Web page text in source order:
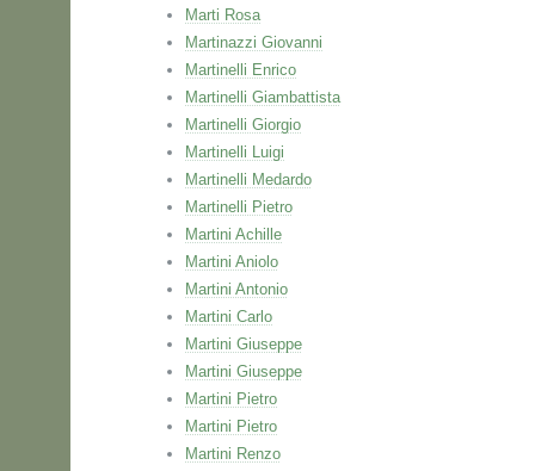
Marti Rosa
Martinazzi Giovanni
Martinelli Enrico
Martinelli Giambattista
Martinelli Giorgio
Martinelli Luigi
Martinelli Medardo
Martinelli Pietro
Martini Achille
Martini Aniolo
Martini Antonio
Martini Carlo
Martini Giuseppe
Martini Giuseppe
Martini Pietro
Martini Pietro
Martini Renzo